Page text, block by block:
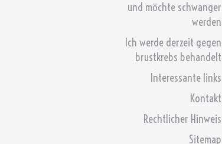
und möchte schwanger
werden
Ich werde derzeit gegen
brustkrebs behandelt
Interessante links
Kontakt
Rechtlicher Hinweis
Sitemap